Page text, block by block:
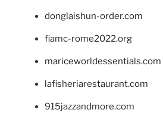
donglaishun-order.com
fiamc-rome2022.org
mariceworldessentials.com
lafisheriarestaurant.com
915jazzandmore.com